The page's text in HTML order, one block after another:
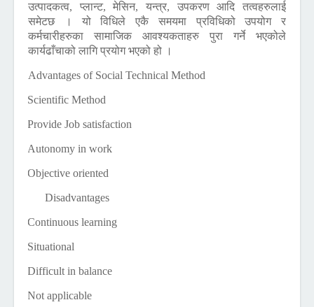
उत्पादकत्व, प्लान्ट, मेसिन, यन्त्र, उपकरण आदि तत्वहरुलाई
समेटछ । यो विधिले एकै समयमा प्रविधिको उपयोग र
कर्मचारीहरुका सामाजिक आवश्यकताहरु पुरा गर्ने भएकोले
कार्यढाँचाको लागि प्रयोग भएको हो ।
Advantages of Social Technical Method
Scientific Method
Provide Job satisfaction
Autonomy in work
Objective oriented
Disadvantages
Continuous learning
Situational
Difficult in balance
Not applicable